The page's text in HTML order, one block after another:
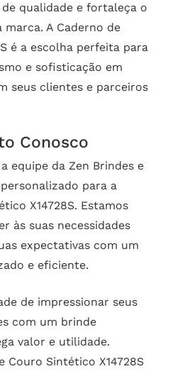
qualidade e fortaleça o
A Caderno de
é a escolha perfeita para
e sofisticação em
seus clientes e parceiros
Conosco
equipe da Zen Brindes e
para a
X14728S. Estamos
às suas necessidades
expectativas com um
e eficiente.
de impressionar seus
com um brinde
valor e utilidade.
Couro Sintético X14728S